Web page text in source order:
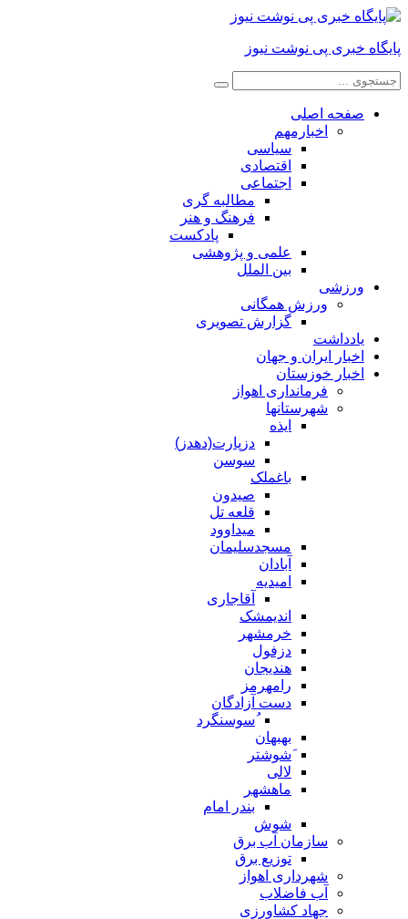
پایگاه خبری پی نوشت نیوز
صفحه اصلی
اخبارمهم
سیاسی
اقتصادی
اجتماعی
مطالبه گری
فرهنگ و هنر
پادکست
علمی و پژوهشی
بین الملل
ورزشی
ورزش همگانی
گزارش تصویری
یادداشت
اخبار ایران و جهان
اخبار خوزستان
فرمانداری اهواز
شهرستانها
ایذه
دزپارت(دهدز)
سوسن
باغملک
صیدون
قلعه تل
میداوود
مسجدسلیمان
آبادان
امیدیه
آقاجاری
اندیمشک
خرمشهر
دزفول
هندیجان
رامهرمز
دست آزادگان
ُسوسنگرد
بهبهان
َشوشتر
لالی
ماهشهر
بندر امام
شوش
سازمان آب برق
توزیع برق
شهرداری اهواز
آب فاضلاب
جهاد کشاورزی